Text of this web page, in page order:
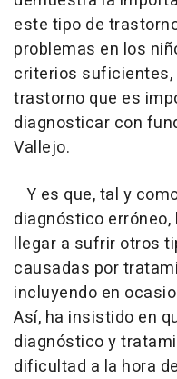
este tipo de
problemas en los
criterios suficientes,
trastorno que es
diagnosticar con
Vallejo.
Y es que, tal y
diagnóstico
llegar a sufrir otros
causadas por
incluyendo en
Así, ha insistido en
diagnóstico y
dificultad a la hora